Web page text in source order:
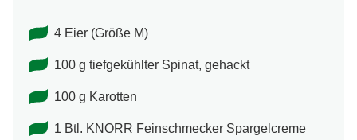
4 Eier (Größe M)
100 g tiefgekühlter Spinat, gehackt
100 g Karotten
1 Btl. KNORR Feinschmecker Spargelcreme